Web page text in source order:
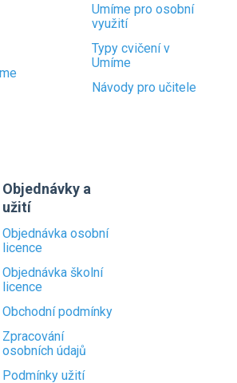
Umíme pro osobní
využití
Typy cvičení v
Umíme
Návody pro učitele
Objednávky a
užití
Objednávka osobní
licence
Objednávka školní
licence
Obchodní podmínky
Zpracování
osobních údajů
Podmínky užití